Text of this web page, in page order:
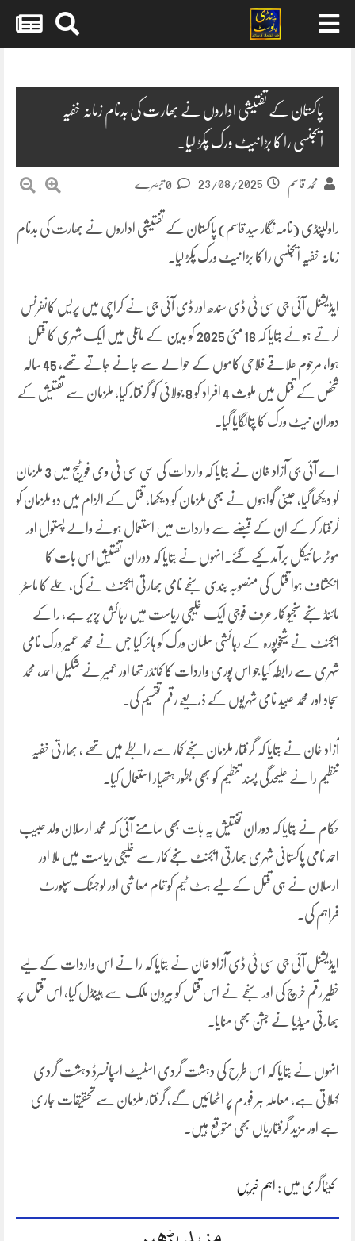
پاکستان کے تفتیشی اداروں نے بھارت کی بدنام زمانہ خفیہ
ایجنسی را کا بڑا نیٹ ورک پکڑ لیا۔
محمد قاسم 23/08/2025
راولپنڈی (نامہ نگار سید قاسم) پاکستان کے تفتیشی اداروں نے بھارت کی بدنام
زمانہ خفیہ ایجنسی را کا بڑا نیٹ ورک پکڑ لیا۔
ایڈیشنل آئی جی سی ٹی ڈی سندھ اور ڈی آئی جی نے کراچی میں پریس کانفرنس
کرتے ہوئے بتایا کہ 18 مئی 2025 کو بدین کے ماتلی میں ایک شہری کا قتل
ہوا، مرحوم علاقے فلاحی کاموں کے حوالے سے جانے جاتے تھے، 45 سالہ
شخص کے قتل میں ملوث 4 افراد کو 8 جولائی کو گرفتار کیا، ملزمان سے تفتیش کے
دوران نیٹ ورک کا پتالگایا گیا۔
اے آئی جی آزاد خان نے بتایا کہ واردات کی سی سی ٹی وی فوٹیج میں 3 ملزمان
کو دیکھا گیا، عینی گواہوں نے بھی ملزمان کو دیکھا، قتل کے الزام میں دو ملزمان کو
گرفتار کر کے ان کے قبضے سے واردات میں استعمال ہونے والے پستول اور
موٹر سائیکل برآمد کیے گئے۔انہوں نے بتایا کہ دوران تفتیش اس بات کا
انکشاف ہوا قتل کی منصوبہ بندی سنجے نامی بھارتی ایجنٹ نے کی، حملے کا ماسٹر
مائنڈ سنجے سنجیو کمار عرف فوجی ایک خلیجی ریاست میں رہائش پزیر ہے، را کے
ایجنٹ نے شیخوپورہ کے رہائشی سلمان ورک کو ہائر کیا جس نے محمد عمیر ورک نامی
شہری سے رابطہ کیا جو اس پوری واردات کا کمانڈر تھا اور عمیر نے شکیل احمد، محمد
سجاد اور محمد عبید نامی شہریوں کے ذریعے رقم تقسیم کی۔
آزاد خان نے بتایا کہ گرفتار ملزمان سنجے کمار سے رابطے میں تھے ، بھارتی خفیہ
تنظیم را نے علیحدگی پسند تنظیم کو بھی بطور ہتھیار استعمال کیا۔
حکام نے بتایا کہ دوران تفتیش یہ بات بھی سامنے آئی کہ محمد ارسلان ولد حبیب
احمد نامی پاکستانی شہری بھارتی ایجنٹ سنجے کمار سے خلیجی ریاست میں ملا اور
ارسلان نے ہی قتل کے لیے ہٹ ٹیم کو تمام معاشی اور لوجسٹک سپورٹ
فراہم کی۔
ایڈیشنل آئی جی سی ٹی ڈی آزاد خان نے بتایا کہ را نے اس واردات کے لیے
خطیر رقم خرچ کی اور سنجے نے اس قتل کو بیرون ملک سے ہینڈل کیا، اس قتل پر
بھارتی میڈیا نے جشن بھی منایا۔
انہوں نے بتایا کہ اس طرح کی دہشت گردی اسٹیٹ اسپانسرڈ دہشت گردی
کہلاتی ہے، معاملہ ہر فورم پر اٹھائیں گے، گرفتار ملزمان سے تحقیقات جاری
ہے اور مزید گرفتاریاں بھی متوقع ہیں۔
کیٹاگری میں : اہم خبریں